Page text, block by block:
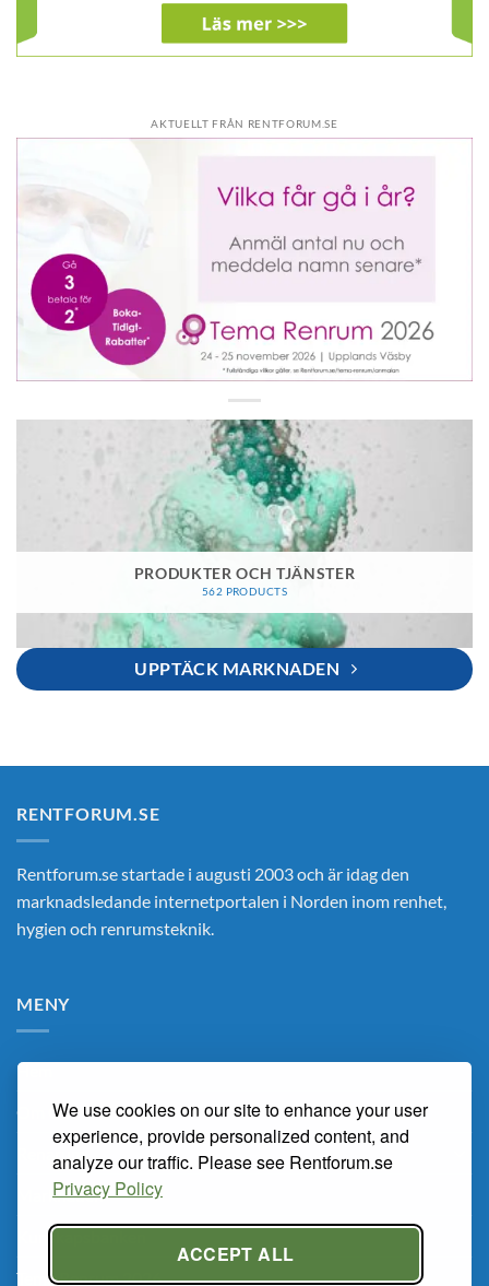
We use cookies on our site to enhance your user
experience, provide personalized content, and
analyze our traffic. Please see Rentforum.se
Privacy Policy
ACCEPT ALL
AKTUELLT FRÅN RENTFORUM.SE
PRODUKTER OCH TJÄNSTER
562 PRODUCTS
UPPTÄCK MARKNADEN
RENTFORUM.SE
Rentforum.se startade i augusti 2003 och är idag den
marknadsledande internetportalen i Norden inom renhet,
hygien och renrumsteknik.
MENY
Hem
Om Oss
Renarum
Marknaden
Kunskapsbanken
Tema Renrum 2026